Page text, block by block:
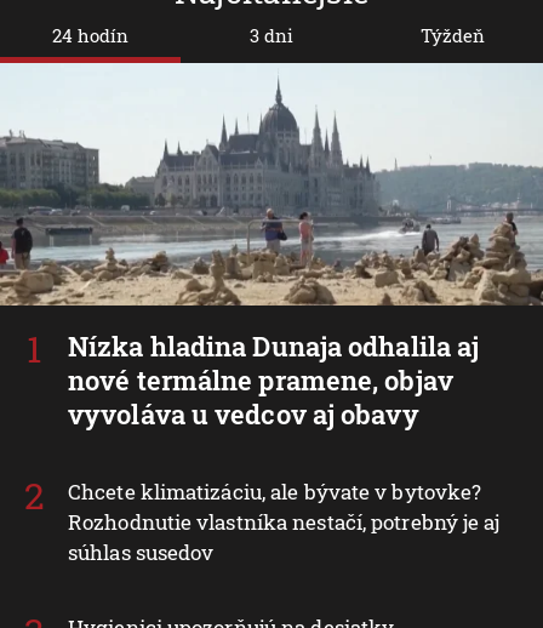
24 hodín
Nízka hladina Dunaja odhalila aj
nové termálne pramene, objav
vyvoláva u vedcov aj obavy
Chcete klimatizáciu, ale bývate v bytovke?
Rozhodnutie vlastníka nestačí, potrebný je aj
súhlas susedov
3 dni Týždeň